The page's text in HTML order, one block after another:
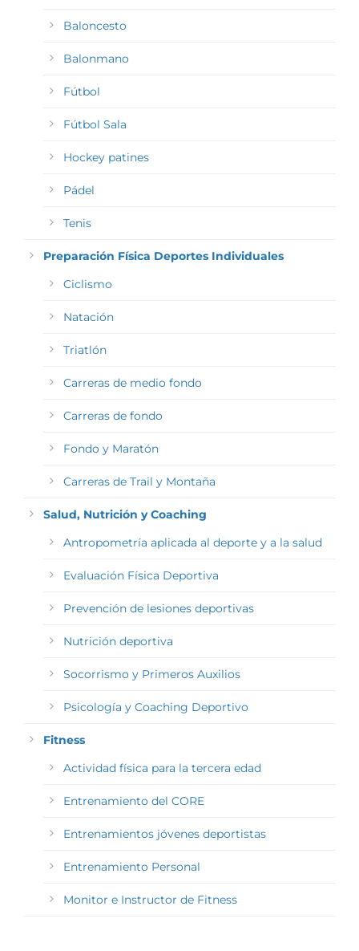
Baloncesto
Balonmano
Fútbol
Fútbol Sala
Hockey patines
Pádel
Tenis
Preparación Física Deportes Individuales
Ciclismo
Natación
Triatlón
Carreras de medio fondo
Carreras de fondo
Fondo y Maratón
Carreras de Trail y Montaña
Salud, Nutrición y Coaching
Antropometría aplicada al deporte y a la salud
Evaluación Física Deportiva
Prevención de lesiones deportivas
Nutrición deportiva
Socorrismo y Primeros Auxilios
Psicología y Coaching Deportivo
Fitness
Actividad física para la tercera edad
Entrenamiento del CORE
Entrenamientos jóvenes deportistas
Entrenamiento Personal
Monitor e Instructor de Fitness